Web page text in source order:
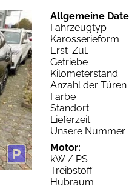
Allgemeine
Fahrzeugtyp
Karosserieform
Erst-Zul.
Getriebe
Kilometerstand
Anzahl der Türen
Farbe
Standort
Lieferzeit
Unsere Nummer
Motor:
kW / PS
Treibstoff
Hubraum